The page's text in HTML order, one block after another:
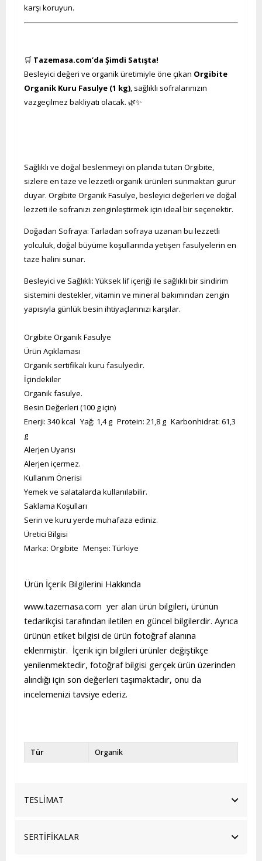
karşı koruyun.
🛒 Tazemasa.com’da Şimdi Satışta!
Besleyici değeri ve organik üretimiyle öne çıkan Orgibite
Organik Kuru Fasulye (1 kg), sağlıklı sofralarınızın
vazgeçilmez bakliyatı olacak. 🌿✨
Sağlıklı ve doğal beslenmeyi ön planda tutan Orgibite,
sizlere en taze ve lezzetli organik ürünleri sunmaktan gurur
duyar. Orgibite Organik Fasulye, besleyici değerleri ve doğal
lezzeti ile sofranızı zenginleştirmek için ideal bir seçenektir.
Doğadan Sofraya: Tarladan sofraya uzanan bu lezzetli
yolculuk, doğal büyüme koşullarında yetişen fasulyelerin en
taze halini sunar.
Besleyici ve Sağlıklı: Yüksek lif içeriği ile sağlıklı bir sindirim
sistemini destekler, vitamin ve mineral bakımından zengin
yapısıyla günlük besin ihtiyaçlarınızı karşılar.
Orgibite Organik Fasulye
Ürün Açıklaması
Organik sertifikalı kuru fasulyedir.
İçindekiler
Organik fasulye.
Besin Değerleri (100 g için)
Enerji: 340 kcal Yağ: 1,4 g Protein: 21,8 g Karbonhidrat: 61,3
g
Alerjen Uyarısı
Alerjen içermez.
Kullanım Önerisi
Yemek ve salatalarda kullanılabilir.
Saklama Koşulları
Serin ve kuru yerde muhafaza ediniz.
Üretici Bilgisi
Marka: Orgibite Menşei: Türkiye
Ürün İçerik Bilgilerini Hakkında
www.tazemasa.com yer alan ürün bilgileri, ürünün
tedarikçisi tarafından iletilen en güncel bilgilerdir. Ayrıca
ürünün etiket bilgisi de ürün fotoğraf alanına
eklenmiştir. İçerik için bilgileri ürünler değiştikçe
yenilenmektedir, fotoğraf bilgisi gerçek ürün üzerinden
alındığı için son değerleri taşımaktadır, onu da
incelemenizi tavsiye ederiz.
Tür Organik
TESLİMAT
SERTİFİKALAR